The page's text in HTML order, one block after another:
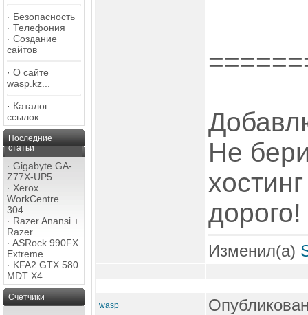
· Безопасность
· Телефония
· Создание
сайтов
· О сайте
wasp.kz...
· Каталог
ссылок
Последние
статьи
· Gigabyte GA-
Z77X-UP5...
· Xerox
WorkCentre
304...
· Razer Anansi +
Razer...
· ASRock 990FX
Extreme...
· KFA2 GTX 580
MDT X4 ...
Счетчики
Не
дорого!
Изменил(а)
wasp